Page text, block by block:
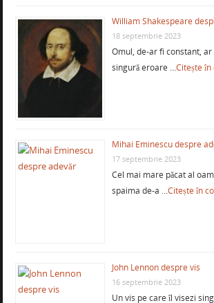
William Shakespeare
18 septembrie 2023
Omul, de-ar fi constant,
singură eroare …Citește
Mihai Eminescu despre
17 septembrie 2023
Cel mai mare păcat al
spaima de-a …Citește în
John Lennon despre vis
16 septembrie 2023
Un vis pe care îl visezi